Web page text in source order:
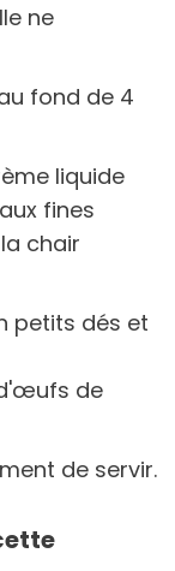
ne
fond de 4
liquide
fines
chair
petits dés et
de
de servir.